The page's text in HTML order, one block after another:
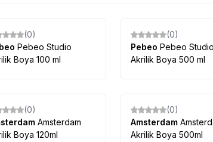
(0)
Pebeo Studio
Boya 100 ml
(0)
Pebeo Pebeo Studio
Akrilik Boya 500 ml
(0)
Amsterdam
Boya 120ml
(0)
Amsterdam
Akrilik Boya 500ml